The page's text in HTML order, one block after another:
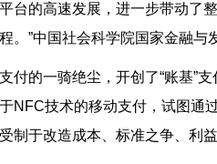
台的高速发展，进一步带动了
。”中国社会科学院国家金融与
付的一骑绝尘，开创了“账基”
NFC技术的移动支付，试图通
制于改造成本、标准之争、利